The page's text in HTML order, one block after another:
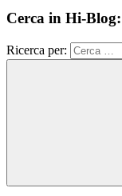
Cerca in Hi-Blog:
Ricerca per: